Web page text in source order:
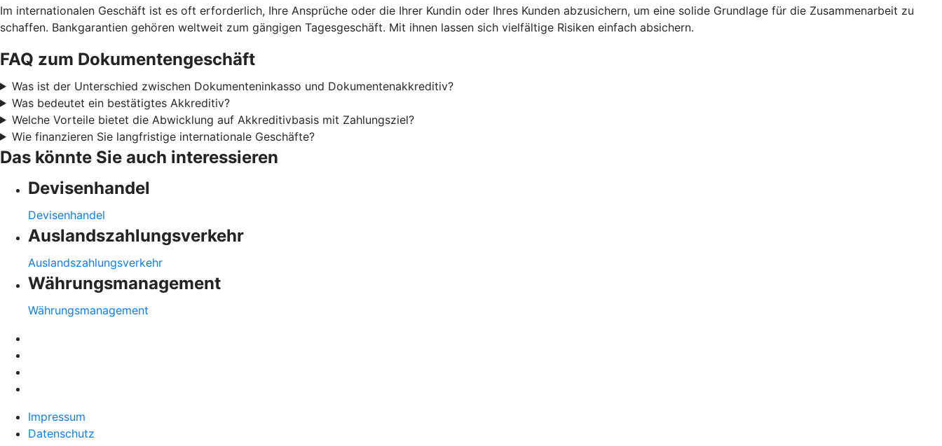
Im internationalen Geschäft ist es oft erforderlich, Ihre Ansprüche oder die Ihrer Kundin oder Ihres Kunden abzusichern, um eine solide Grundlage für die Zusammenarbeit zu
schaffen. Bankgarantien gehören weltweit zum gängigen Tagesgeschäft. Mit ihnen lassen sich vielfältige Risiken einfach absichern.
FAQ zum Dokumentengeschäft
Was ist der Unterschied zwischen Dokumenteninkasso und Dokumentenakkreditiv?
Was bedeutet ein bestätigtes Akkreditiv?
Welche Vorteile bietet die Abwicklung auf Akkreditivbasis mit Zahlungsziel?
Wie finanzieren Sie langfristige internationale Geschäfte?
Das könnte Sie auch interessieren
Devisenhandel
Devisenhandel
Auslandszahlungsverkehr
Auslandszahlungsverkehr
Währungsmanagement
Währungsmanagement
Impressum
Datenschutz